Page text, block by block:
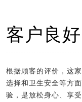
客户良
根据顾客的评价，这
选择和卫生安全等方
验，是放松身心、享